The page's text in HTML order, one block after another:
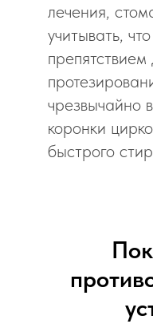
лечения,
учитывать,
чрезвычайно
коронки
быстрого